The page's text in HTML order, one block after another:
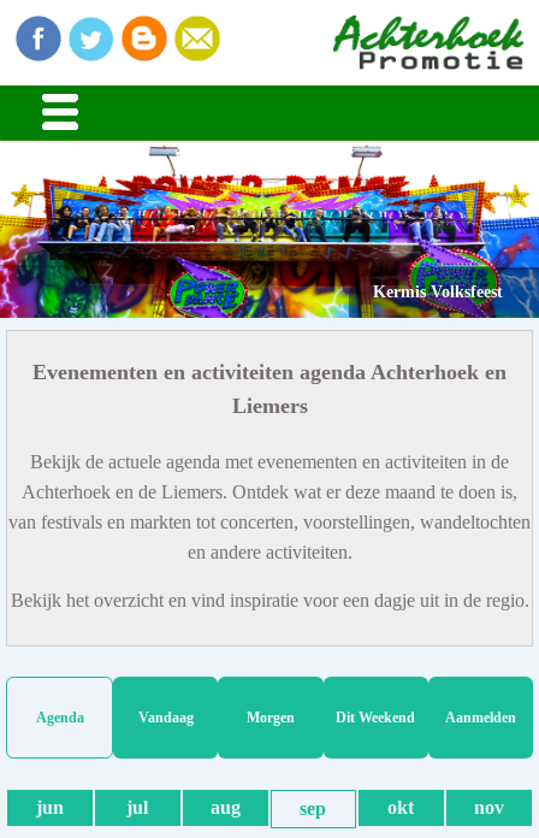
Kermis Volksfeest
Evenementen en activiteiten agenda Achterhoek en
Liemers
Bekijk de actuele agenda met evenementen en activiteiten in de
Achterhoek en de Liemers. Ontdek wat er deze maand te doen is,
van festivals en markten tot concerten, voorstellingen, wandeltochten
en andere activiteiten.
Bekijk het overzicht en vind inspiratie voor een dagje uit in de regio.
Agenda Vandaag Morgen Dit Weekend Aanmelden
jun jul aug sep okt nov